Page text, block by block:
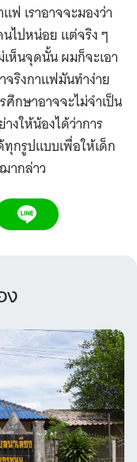
ฟ เราอาจจะมองว่า
ไปหน่อย แต่จริง ๆ
เห็นจุดนั้น ผมก็จะเอา
จริงกาแฟมันทำง่าย
ศึกษาอาจจะไม่จำเป็น
งให้น้องได้ว่าการ
ทุกรูปแบบเพื่อให้เด็ก
ากล่าว
ง